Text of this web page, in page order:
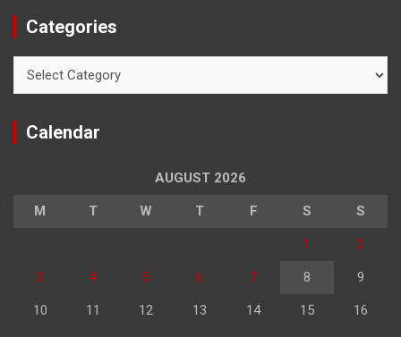
Categories
Calendar
AUGUST 2026
M T W T F S S
1 2
3 4 5 6 7 8 9
10 11 12 13 14 15 16